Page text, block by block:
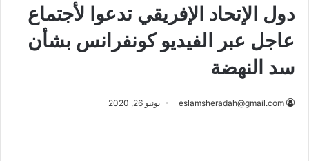
دول الإتحاد الإفريقي تدعوا لأجتماع
عاجل عبر الفيديو كونفرانس بشأن
سد النهضة
eslamsheradah@gmail.com يونيو 26, 2020